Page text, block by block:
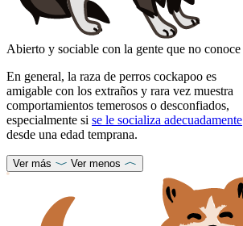
Abierto y sociable con la gente que no conoce
En general, la raza de perros cockapoo es
amigable con los extraños y rara vez muestra
comportamientos temerosos o desconfiados,
especialmente si se le socializa adecuadamente
desde una edad temprana.
Ver más Ver menos